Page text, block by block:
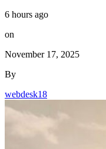
6 hours ago
on
November 17, 2025
By
webdesk18